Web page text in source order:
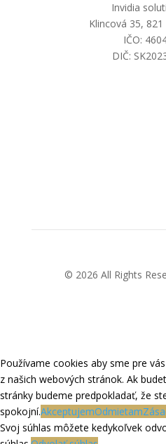
Invidia
Klincová 35,
IČO:
DIČ:
© 2026 All Rights
Používame cookies aby sme pre
z našich webových stránok. Ak
stránky budeme predpokladať, že
spokojní.AkceptujemOdmietam
Svoj súhlas môžete kedykoľvek